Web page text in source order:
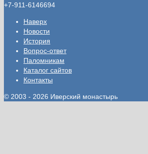
+7-911-6146694
Наверх
Новости
История
Вопрос-ответ
Паломникам
Каталог сайтов
Контакты
© 2003 - 2026 Иверский монастырь